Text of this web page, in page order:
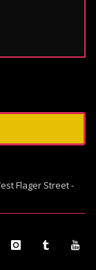
Flager Street -